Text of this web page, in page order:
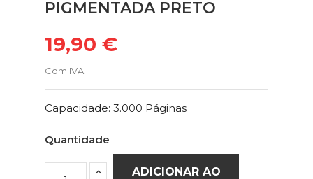
PIGMENTADA PRETO
19,90 €
Com IVA
Capacidade: 3.000 Páginas
Quantidade
ADICIONAR AO